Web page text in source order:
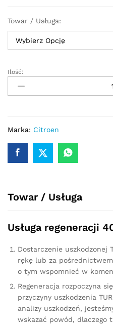
Towar / Usługa:
Turbosprężarka
turbina
C3
1.6
109
KM
Ilość:
Marka: Citroen
Towar / Usługa
Usługa regeneracji
Dostarczenie uszkodzonej
rękę lub za
o tym wspomnieć w
Regeneracja rozpoczyna
przyczyny uszkodzenia
analizy uszkodzeń,
wskazać powód, dlaczego